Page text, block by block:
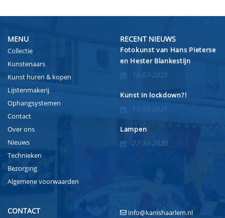
MENU
Collectie
Kunstenaars
Kunst huren & kopen
Lijstenmakerij
Ophangsystemen
Contact
Over ons
Nieuws
Technieken
Bezorging
Algemene voorwaarden
RECENT NIEUWS
Fotokunst van Hans Pieterse
en Hester Blankestijn
15-07-2023
Kunst in lockdown?!
15-03-2021
Lampen
27-10-2020
CONTACT info@kanishaarlem.nl